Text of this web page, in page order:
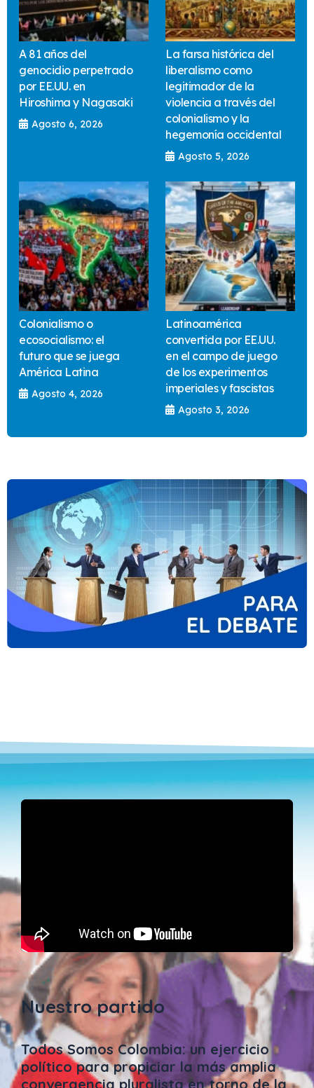
A 81 años del
genocidio perpetrado
por EE.UU. en
Hiroshima y Nagasaki
Agosto 6, 2026
La farsa histórica del
liberalismo como
legitimador de la
violencia a través del
colonialismo y la
hegemonía occidental
Agosto 5, 2026
Colonialismo o
ecosocialismo: el
futuro que se juega
América Latina
Agosto 4, 2026
Latinoamérica
convertida por EE.UU.
en el campo de juego
de los experimentos
imperiales y fascistas
Agosto 3, 2026
Nuestro partido
Todos Somos Colombia: un ejercicio
político para propiciar la más amplia
convergencia pluralista en torno de la